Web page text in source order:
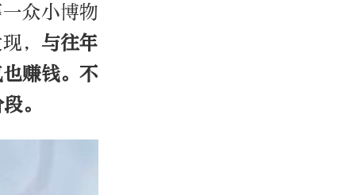
众小博物
， 与往年
赚钱。不
。